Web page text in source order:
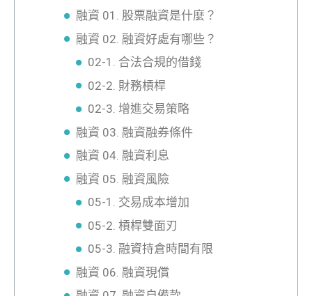
融資 01. 股票融資是什麼？
融資 02. 融資好處有哪些？
02-1. 合法合規的借錢
02-2. 財務槓桿
02-3. 增進交易策略
融資 03. 融資融券條件
融資 04. 融資利息
融資 05. 融資風險
05-1. 交易成本增加
05-2. 槓桿雙面刃
05-3. 融資持倉時間有限
融資 06. 融資現償